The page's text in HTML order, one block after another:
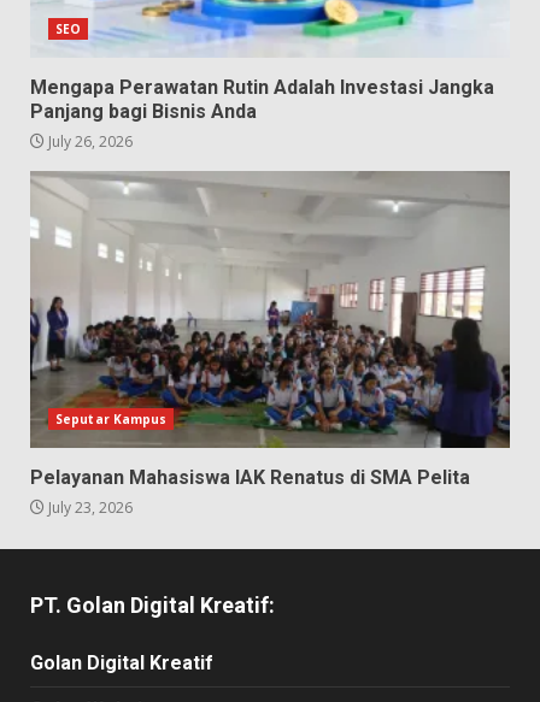
SEO
Mengapa Perawatan Rutin Adalah Investasi Jangka
Panjang bagi Bisnis Anda
July 26, 2026
Seputar Kampus
Pelayanan Mahasiswa IAK Renatus di SMA Pelita
July 23, 2026
PT. Golan Digital Kreatif:
Golan Digital Kreatif